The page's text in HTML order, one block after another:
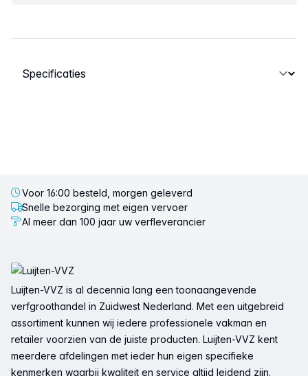
Selecteer een tabblad
Voor 16:00 besteld, morgen geleverd
Snelle bezorging met eigen vervoer
Al meer dan 100 jaar uw verfleverancier
Luijten-VVZ is al decennia lang een toonaangevende
verfgroothandel in Zuidwest Nederland. Met een uitgebreid
assortiment kunnen wij iedere professionele vakman en
retailer voorzien van de juiste producten. Luijten-VVZ kent
meerdere afdelingen met ieder hun eigen specifieke
kenmerken waarbij kwaliteit en service altijd leidend zijn.